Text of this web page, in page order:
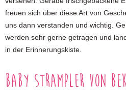
freuen sich über diese Art von
uns dann verstanden und wichtig.
werden sehr gerne getragen und
in der Erinnerungskiste.
Baby Strampler von